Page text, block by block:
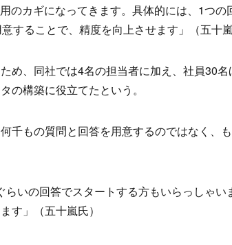
のカギになってきます。具体的には、1つの
することで、精度を向上させます」（五十嵐
め、同社では4名の担当者に加え、社員30
の構築に役立てたという。
千もの質問と回答を用意するのではなく、
らいの回答でスタートする方もいらっしゃ
す」（五十嵐氏）